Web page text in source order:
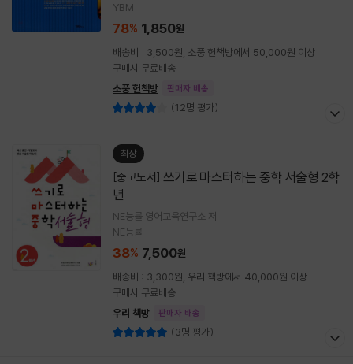
YBM
78% 1,850원
배송비 : 3,500원, 소풍 헌책방에서 50,000원 이상
구매시 무료배송
소풍 헌책방
판매자 배송
(12명 평가)
최상
[중고도서]
년
NE능률 영어교육연구소 저
NE능률
38% 7,500원
배송비 : 3,300원, 우리 책방에서 40,000원 이상
구매시 무료배송
우리 책방
판매자 배송
(3명 평가)